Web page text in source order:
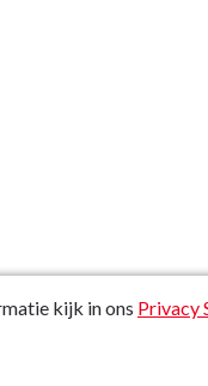
kijk in ons Privacy